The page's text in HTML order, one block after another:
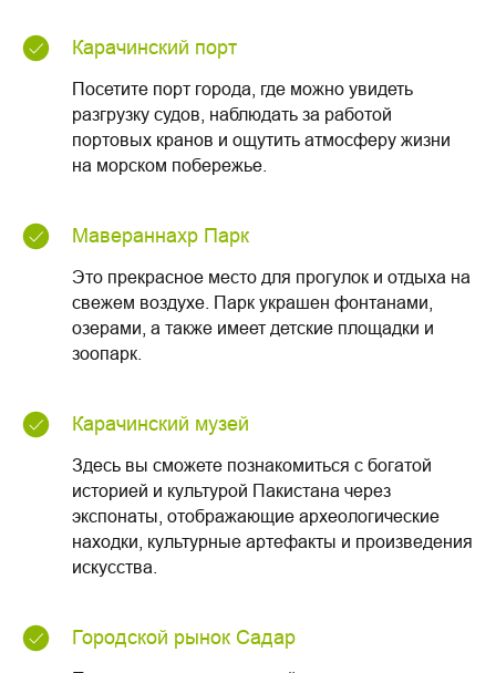
Карачинский порт
Посетите порт города, где можно увидеть
разгрузку судов, наблюдать за работой
портовых кранов и ощутить атмосферу жизни
на морском побережье.
Мавераннахр Парк
Это прекрасное место для прогулок и отдыха на
свежем воздухе. Парк украшен фонтанами,
озерами, а также имеет детские площадки и
зоопарк.
Карачинский музей
Здесь вы сможете познакомиться с богатой
историей и культурой Пакистана через
экспонаты, отображающие археологические
находки, культурные артефакты и произведения
искусства.
Городской рынок Садар